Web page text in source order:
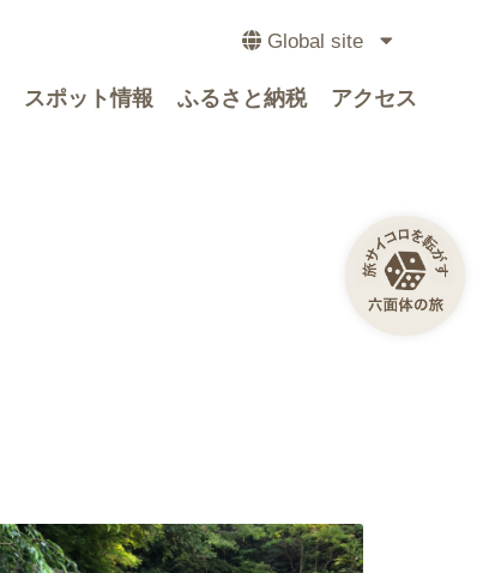
Global site
スポット情報 ふるさと納税 アクセス